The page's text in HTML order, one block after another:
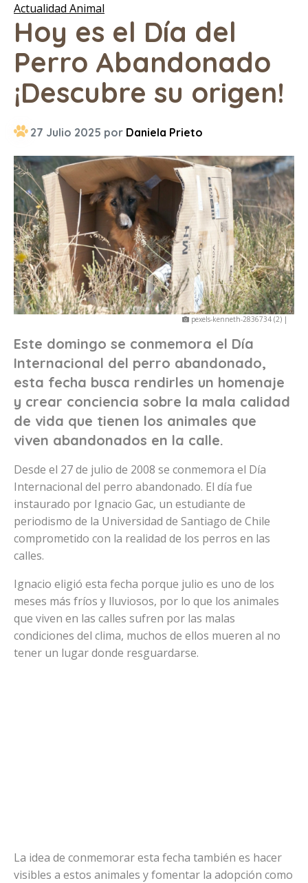
Actualidad Animal
Hoy es el Día del
Perro Abandonado
¡Descubre su origen!
27 Julio 2025 por Daniela Prieto
pexels-kenneth-2836734 (2) |
Este domingo se conmemora el Día
Internacional del perro abandonado,
esta fecha busca rendirles un homenaje
y crear conciencia sobre la mala calidad
de vida que tienen los animales que
viven abandonados en la calle.
Desde el 27 de julio de 2008 se conmemora el Día
Internacional del perro abandonado. El día fue
instaurado por Ignacio Gac, un estudiante de
periodismo de la Universidad de Santiago de Chile
comprometido con la realidad de los perros en las
calles.
Ignacio eligió esta fecha porque julio es uno de los
meses más fríos y lluviosos, por lo que los animales
que viven en las calles sufren por las malas
condiciones del clima, muchos de ellos mueren al no
tener un lugar donde resguardarse.
La idea de conmemorar esta fecha también es hacer
visibles a estos animales y fomentar la adopción como